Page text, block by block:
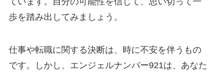
歩を踏み出してみましょう。
仕事や転職に関する決断は、時に不安を伴うもの
です。しかし、エンジェルナンバー921は、あなた